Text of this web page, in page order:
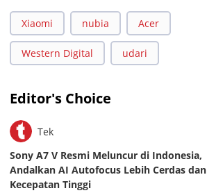
Xiaomi nubia Acer
Western Digital udari
Editor's Choice
Tek
Sony A7 V Resmi Meluncur di Indonesia,
Andalkan AI Autofocus Lebih Cerdas dan
Kecepatan Tinggi